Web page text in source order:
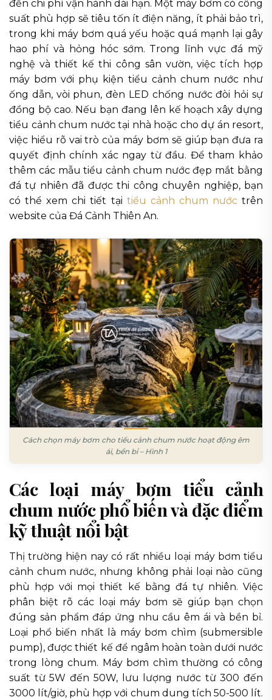
đến chi phí vận hành dài hạn. Một máy bơm có công
suất phù hợp sẽ tiêu tốn ít điện năng, ít phải bảo trì,
trong khi máy bơm quá yếu hoặc quá mạnh lại gây
hao phí và hỏng hóc sớm. Trong lĩnh vực đá mỹ
nghệ và thiết kế thi công sân vườn, việc tích hợp
máy bơm với phụ kiện tiểu cảnh chum nước như
ống dẫn, vòi phun, đèn LED chống nước đòi hỏi sự
đồng bộ cao. Nếu bạn đang lên kế hoạch xây dựng
tiểu cảnh chum nước tại nhà hoặc cho dự án resort,
việc hiểu rõ vai trò của máy bơm sẽ giúp bạn đưa ra
quyết định chính xác ngay từ đầu. Để tham khảo
thêm các mẫu tiểu cảnh chum nước đẹp mắt bằng
đá tự nhiên đã được thi công chuyên nghiệp, bạn
có thể xem chi tiết tại tiểu cảnh chum nướctrên
website của Đá Cảnh Thiên An.
Cách chọn máy bơm cho tiểu cảnh chum nước hoạt động êm
ái, bền bỉ – Hình 1
Các loại máy bơm tiểu cảnh
chum nước phổ biến và đặc điểm
kỹ thuật nổi bật
Thị trường hiện nay có rất nhiều loại máy bơm tiểu
cảnh chum nước, nhưng không phải loại nào cũng
phù hợp với mọi thiết kế bằng đá tự nhiên. Việc
phân biệt rõ các loại máy bơm sẽ giúp bạn chọn
đúng sản phẩm đáp ứng nhu cầu êm ái và bền bỉ.
Loại phổ biến nhất là máy bơm chìm (submersible
pump), được thiết kế để ngâm hoàn toàn dưới nước
trong lòng chum. Máy bơm chìm thường có công
suất từ 5W đến 50W, lưu lượng nước từ 300 đến
3000 lít/giờ, phù hợp với chum dung tích 50-500 lít.